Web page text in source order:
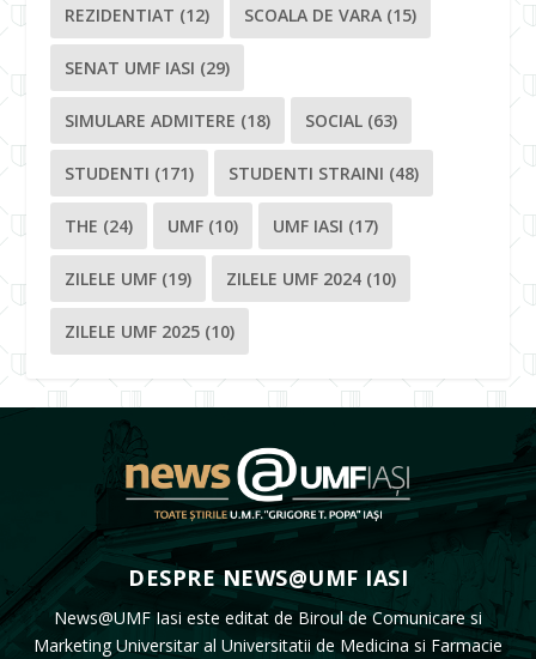
REZIDENTIAT (12) SCOALA DE VARA (15)
SENAT UMF IASI (29)
SIMULARE ADMITERE (18) SOCIAL (63)
STUDENTI (171) STUDENTI STRAINI (48)
THE (24) UMF (10) UMF IASI (17)
ZILELE UMF (19) ZILELE UMF 2024 (10)
ZILELE UMF 2025 (10)
DESPRE NEWS@UMF IASI
News@UMF Iasi este editat de Biroul de Comunicare si
Marketing Universitar al Universitatii de Medicina si Farmacie